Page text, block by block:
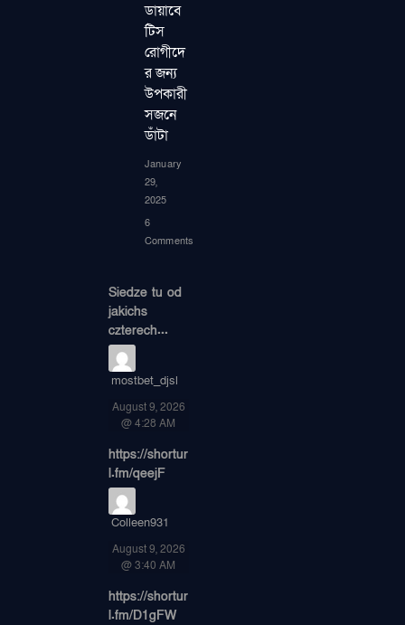
ডায়াবে
টিস
রোগীদে
র জন্য
উপকারী
সজনে
ডাঁটা
January
29,
2025
6
Comments
Siedze tu od
jakichs
czterech...
mostbet_djsl
August 9, 2026
@ 4:28 AM
https://shortur
l.fm/qeejF
Colleen931
August 9, 2026
@ 3:40 AM
https://shortur
l.fm/D1gFW